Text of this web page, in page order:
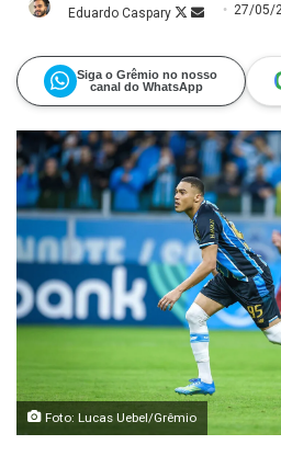
Eduardo Caspary FollowMande
27/05/
Siga o Grêmio no nosso
canal do WhatsApp
Foto: Lucas Uebel/Grêmio